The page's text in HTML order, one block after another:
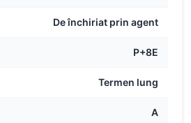
De închiriat prin agent
P+8E
Termen lung
A